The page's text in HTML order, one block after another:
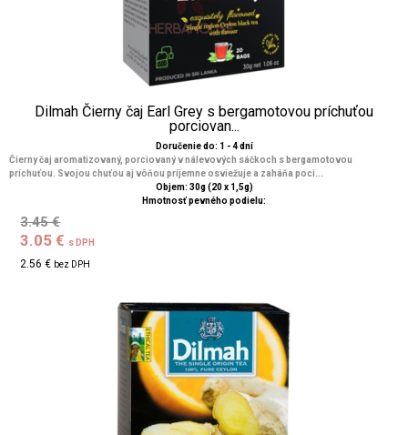
Dilmah Čierny čaj Earl Grey s bergamotovou príchuťou
porciovan...
Doručenie do: 1 - 4 dní
Čierny čaj aromatizovaný, porciovaný v nálevových sáčkoch s bergamotovou
príchuťou. Svojou chuťou aj vôňou príjemne osviežuje a zaháňa poci...
Objem: 30g (20 x 1,5g)
Hmotnosť pevného podielu:
3.45 €
3.05 € s DPH
2.56 € bez DPH